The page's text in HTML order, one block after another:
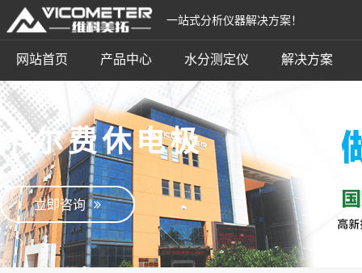
一站式分析仪器解决方案！
网站首页 产品中心 水分测定仪 解决方案
卡尔费休电极
立即咨询